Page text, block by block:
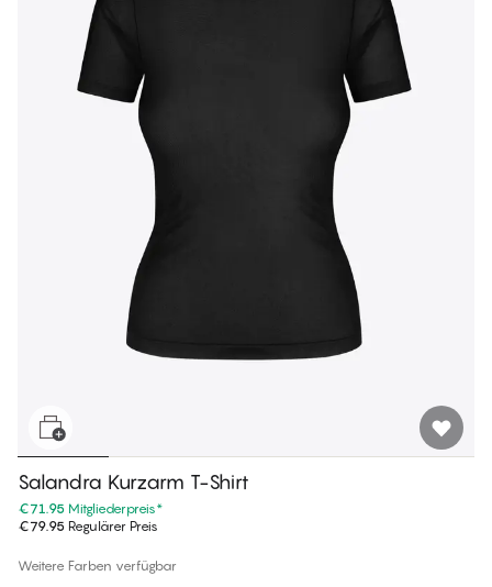
Salandra Kurzarm T-Shirt
€71.95 Mitgliederpreis*
€79.95 Regulärer Preis
Weitere Farben verfügbar